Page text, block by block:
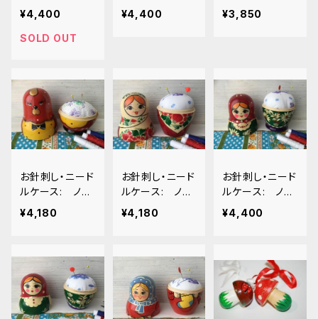
型 ノリンスク
マトリョーシカ 1
5cm
¥4,400
SOLD OUT
ノリンスクマトリ
ョーシカ 15cm
¥4,400
ンスク（わんこ）1
4cm
¥3,850
お針刺し・ニード
ルケース: ノリ
ンスク（にわと
り）14cm
¥4,180
お針刺し・ニード
ルケース: ノリ
ンスク（木目）14
cm
¥4,180
お針刺し・ニード
ルケース: ノリ
ンスク（わら細
工）15cm
¥4,400